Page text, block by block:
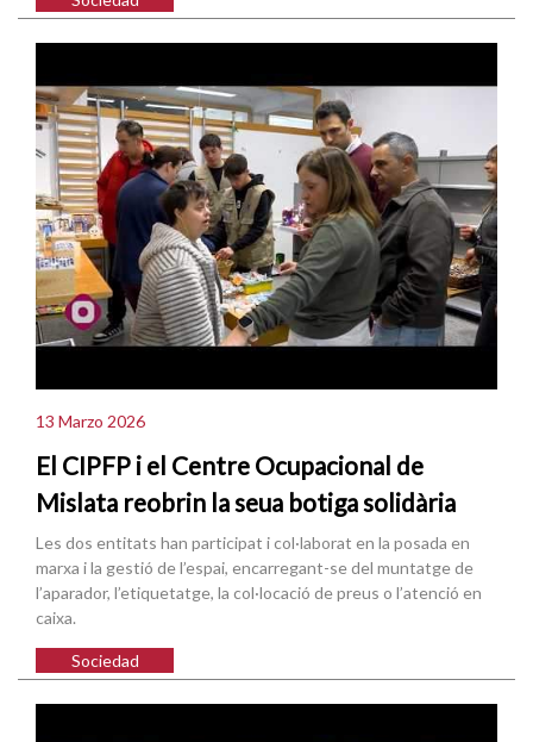
13 Marzo 2026
El CIPFP i el Centre Ocupacional de
Mislata reobrin la seua botiga solidària
Les dos entitats han participat i col·laborat en la posada en
marxa i la gestió de l’espai, encarregant-se del muntatge de
l’aparador, l’etiquetatge, la col·locació de preus o l’atenció en
caixa.
Sociedad